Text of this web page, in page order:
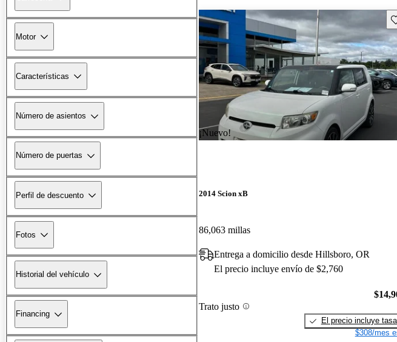
Motor
Características
Número de asientos
Número de puertas
Perfil de descuento
Fotos
Historial del vehículo
Financing
¡Nuevo!
2014 Scion xB
86,063 millas
Entrega a domicilio desde Hillsboro, OR
El precio incluye envío de $2,760
Trato justo
El precio incluye
$308/mes